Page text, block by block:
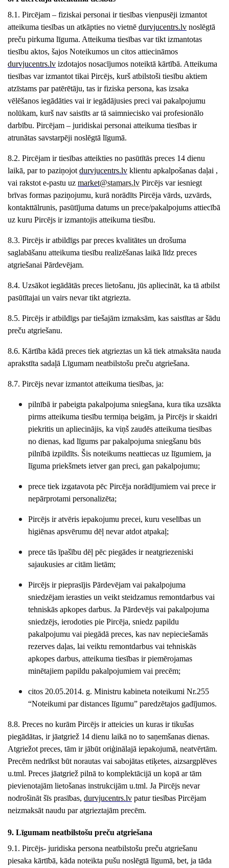
8.1. Pircējam – fiziskai personai ir tiesības vienpusēji izmantot
atteikuma tiesības un atkāpties no vietnē durvjucentrs.lv noslēgtā
preču pirkuma līguma. Atteikuma tiesības var tikt izmantotas
tiesību aktos, šajos Noteikumos un citos attiecināmos
durvjucentrs.lv izdotajos nosacījumos noteiktā kārtībā. Atteikuma
tiesības var izmantot tikai Pircējs, kurš atbilstoši tiesību aktiem
atzīstams par patērētāju, tas ir fiziska persona, kas izsaka
vēlēšanos iegādāties vai ir iegādājusies preci vai pakalpojumu
nolūkam, kurš nav saistīts ar tā saimniecisko vai profesionālo
darbību. Pircējam – juridiskai personai atteikuma tiesības ir
atrunātas savstarpēji noslēgtā līgumā.
8.2. Pircējam ir tiesības atteikties no pasūtītās preces 14 dienu
laikā, par to paziņojot durvjucentrs.lv klientu apkalpošanas daļai ,
vai rakstot e-pastu uz market@stamars.lv Pircējs var iesniegt
brīvas formas paziņojumu, kurā norādīts Pircēja vārds, uzvārds,
kontakttālrunis, pasūtījuma datums un prece/pakalpojums attiecībā
uz kuru Pircējs ir izmantojis atteikuma tiesību.
8.3. Pircējs ir atbildīgs par preces kvalitātes un drošuma
saglabāšanu atteikuma tiesību realizēšanas laikā līdz preces
atgriešanai Pārdevējam.
8.4. Uzsākot iegādātās preces lietošanu, jūs apliecināt, ka tā atbilst
pasūtītajai un vairs nevar tikt atgriezta.
8.5. Pircējs ir atbildīgs par tiešajām izmaksām, kas saistītas ar šādu
preču atgriešanu.
8.6. Kārtība kādā preces tiek atgrieztas un kā tiek atmaksāta nauda
aprakstīta sadaļā Līgumam neatbilstošu preču atgriešana.
8.7. Pircējs nevar izmantot atteikuma tiesības, ja:
pilnībā ir pabeigta pakalpojuma sniegšana, kura tika uzsākta
pirms atteikuma tiesību termiņa beigām, ja Pircējs ir skaidri
piekritis un apliecinājis, ka viņš zaudēs atteikuma tiesības
no dienas, kad līgums par pakalpojuma sniegšanu būs
pilnībā izpildīts. Šis noteikums neattiecas uz līgumiem, ja
līguma priekšmets ietver gan preci, gan pakalpojumu;
prece tiek izgatavota pēc Pircēja norādījumiem vai prece ir
nepārprotami personalizēta;
Pircējs ir atvēris iepakojumu precei, kuru veselības un
higiēnas apsvērumu dēļ nevar atdot atpakaļ;
prece tās īpašību dēļ pēc piegādes ir neatgriezeniski
sajaukusies ar citām lietām;
Pircējs ir pieprasījis Pārdevējam vai pakalpojuma
sniedzējam ierasties un veikt steidzamus remontdarbus vai
tehniskās apkopes darbus. Ja Pārdevējs vai pakalpojuma
sniedzējs, ierodoties pie Pircēja, sniedz papildu
pakalpojumu vai piegādā preces, kas nav nepieciešamās
rezerves daļas, lai veiktu remontdarbus vai tehniskās
apkopes darbus, atteikuma tiesības ir piemērojamas
minētajiem papildu pakalpojumiem vai precēm;
citos 20.05.2014. g. Ministru kabineta noteikumi Nr.255
“Noteikumi par distances līgumu” paredzētajos gadījumos.
8.8. Preces no kurām Pircējs ir atteicies un kuras ir tikušas
piegādātas, ir jāatgriež 14 dienu laikā no to saņemšanas dienas.
Atgriežot preces, tām ir jābūt oriģinālajā iepakojumā, neatvērtām.
Precēm nedrīkst būt norautas vai sabojātas etiķetes, aizsargplēves
u.tml. Preces jāatgriež pilnā to komplektācijā un kopā ar tām
pievienotajām lietošanas instrukcijām u.tml. Ja Pircējs nevar
nodrošināt šīs prasības, durvjucentrs.lv patur tiesības Pircējam
neizmaksāt naudu par atgrieztajām precēm.
9. Līgumam neatbilstošu preču atgriešana
9.1. Pircējs- juridiska persona neatbilstošu preču atgriešanu
piesaka kārtībā, kāda noteikta pušu noslēgtā līgumā, bet, ja tāda